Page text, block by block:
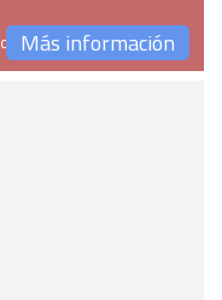
Más información